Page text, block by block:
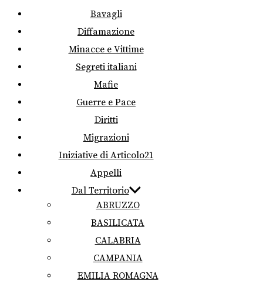
Bavagli
Diffamazione
Minacce e Vittime
Segreti italiani
Mafie
Guerre e Pace
Diritti
Migrazioni
Iniziative di Articolo21
Appelli
Dal Territorio
ABRUZZO
BASILICATA
CALABRIA
CAMPANIA
EMILIA ROMAGNA